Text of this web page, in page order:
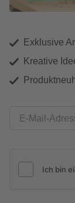
Exklusive
Kreative
E-Mail-